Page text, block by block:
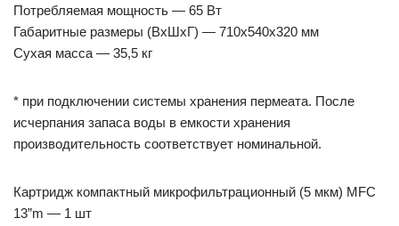
Потребляемая мощность — 65 Вт
Габаритные размеры (ВхШхГ) — 710х540х320 мм
Сухая масса — 35,5 кг
* при подключении системы хранения пермеата. После
исчерпания запаса воды в емкости хранения
производительность соответствует номинальной.
Картридж компактный микрофильтрационный (5 мкм) MFC
13”m — 1 шт